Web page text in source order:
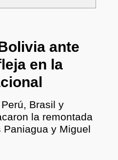
ante
en la
Brasil y
la remontada
y Miguel